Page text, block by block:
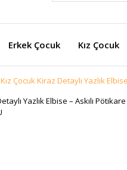
Erkek Çocuk Kız Çocuk
Kız Çocuk Kiraz Detaylı Yazlık